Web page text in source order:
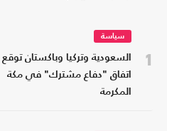
1
سياسة
السعودية وتركيا وباكستان توقع
اتفاق "دفاع مشترك" في مكة
المكرمة